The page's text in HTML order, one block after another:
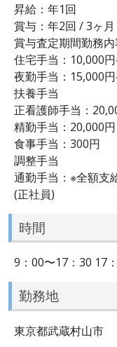
昇給：年1回
賞与：年2回 / 3ヶ月
賞与査定期間勤務
住宅手当：10,000
夜勤手当：15,000
扶養手当
正看護師手当：
精勤手当：20,000円
食事手当：300円
調整手当
通勤手当：※全額支
(正社員)
時間
9：00〜17：30 17
勤務地
東京都武蔵村山市